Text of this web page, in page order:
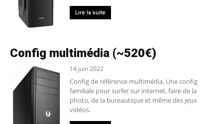
Lire la suite
Config multimédia (~520€)
14 juin 2022
Config de référence multimédia. Une config
familiale pour surfer sur internet, faire de la
photo, de la bureautique et même des jeux
vidéos.